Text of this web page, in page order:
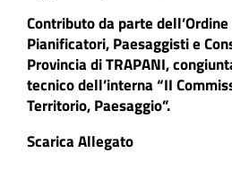
Contributo da parte
Pianificatori, Paesaggisti e
Provincia di TRAPANI,
tecnico dell’interna “II
Territorio, Paesaggio”.
Scarica Allegato